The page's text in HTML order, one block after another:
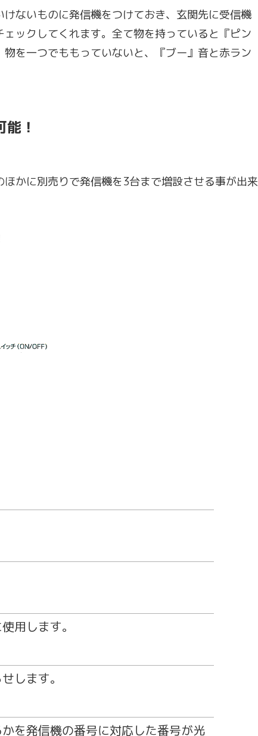
ないものに発信機をつけておき、玄関先に受信機
ックしてくれます。全て物を持っていると『ピン
を一つでももっていないと、『ブー』音と赤ラン
！
かに別売りで発信機を3台まで増設させる事が出来
用します。
します。
を発信機の番号に対応した番号が光